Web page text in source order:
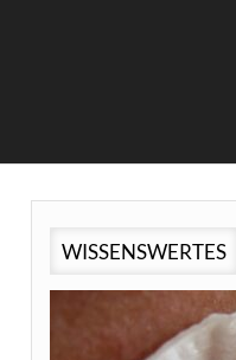
WISSENSWERTES